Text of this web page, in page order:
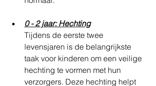
0 - 2 jaar: Hechting
Tijdens de eerste twee
levensjaren is de belangrijkste
taak voor kinderen om een ​​veilige
hechting te vormen met hun
verzorgers. Deze hechting helpt